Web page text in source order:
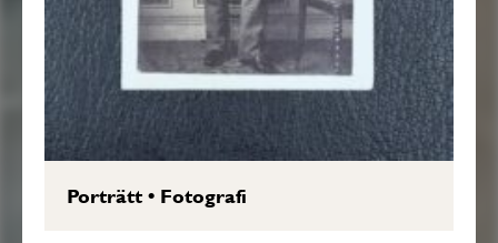
Porträtt• Fotografi